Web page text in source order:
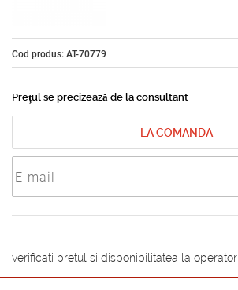
Cod produs: AT-70779
Prețul se precizează de la consultant
LA COMANDA
verificati pretul si disponibilitatea la operator